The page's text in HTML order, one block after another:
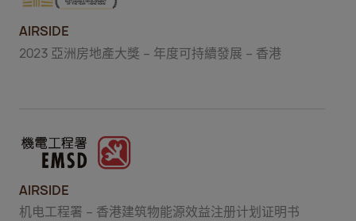
AIRSIDE
2023 亞洲房地產大獎 – 年度可持續發展 – 香港
AIRSIDE
机电工程署 – 香港建筑物能源效益注册计划证明书